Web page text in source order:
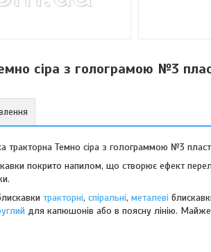
сіра з голограмою №3
тракторна Темно сіра з голограммою №3
покрито напилом, що створює ефект
тракторні, спіральні, металеві
для капюшонів або в поясну лінію.